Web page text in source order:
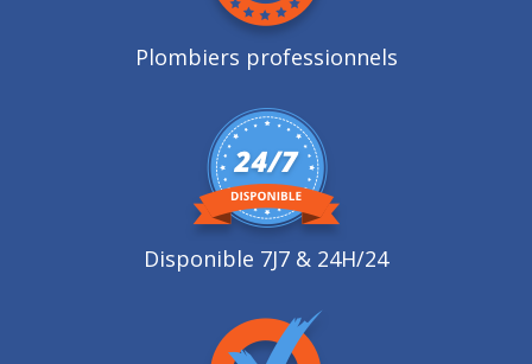
Plombiers professionnels
Disponible 7J7 & 24H/24